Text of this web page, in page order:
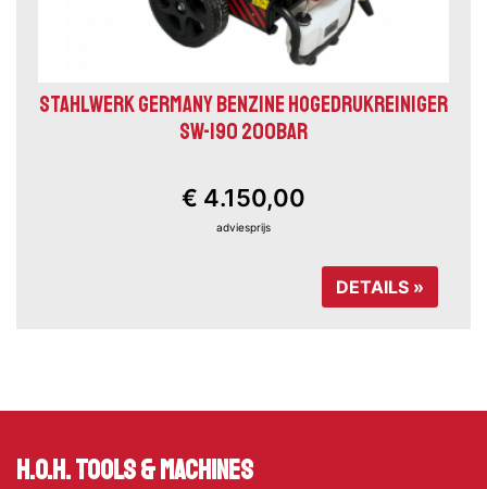
STAHLWERK GERMANY BENZINE HOGEDRUKREINIGER
SW-190 200BAR
€ 4.150,00
adviesprijs
DETAILS »
H.O.H. Tools & Machines